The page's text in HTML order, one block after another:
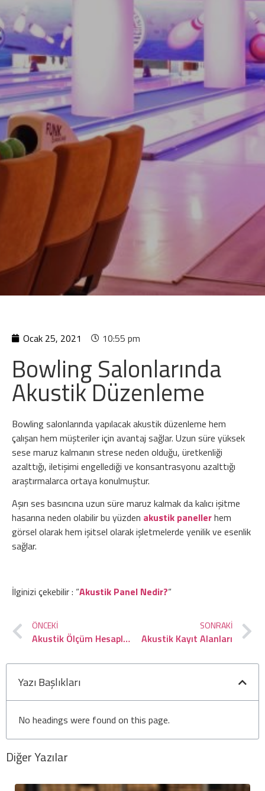
Ocak 25, 2021 10:55 pm
Bowling Salonlarında
Akustik Düzenleme
Bowling salonlarında yapılacak akustik düzenleme hem
çalışan hem müşteriler için avantaj sağlar. Uzun süre yüksek
sese maruz kalmanın strese neden olduğu, üretkenliği
azalttığı, iletişimi engellediği ve konsantrasyonu azalttığı
araştırmalarca ortaya konulmuştur.
Aşırı ses basıncına uzun süre maruz kalmak da kalıcı işitme
hasarına neden olabilir bu yüzden akustik panellerhem
görsel olarak hem işitsel olarak işletmelerde yenilik ve esenlik
sağlar.
İlginizi çekebilir : “Akustik Panel Nedir?“
ÖNCEKI
Akustik Ölçüm Hesaplama
SONRAKI
Akustik Kayıt Alanları
Yazı Başlıkları
No headings were found on this page.
Diğer Yazılar